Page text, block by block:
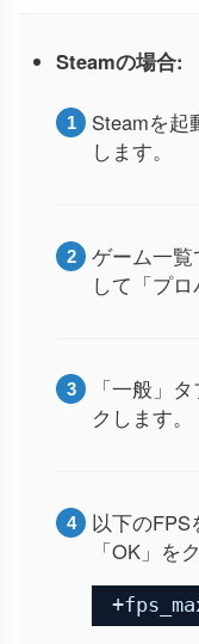
Steamの場合:
Steamを起
します。
ゲーム一覧
して「プロ
「一般」
クします。
以下のFPS
「OK」を